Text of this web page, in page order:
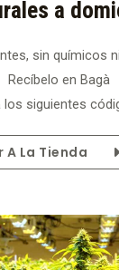
a
sin químicos
Recíbelo en Bagà
los siguientes
A La Tienda